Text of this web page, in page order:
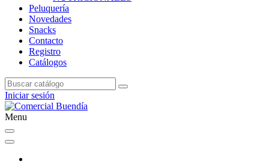
Peluquería
Novedades
Snacks
Contacto
Registro
Catálogos
Iniciar sesión
Menu